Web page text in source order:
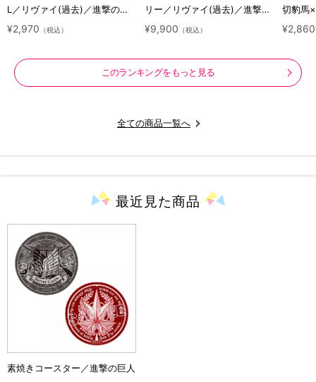
L／リヴァイ(過去)／進撃の巨
人 10 Years Journey
¥2,970 （税込）
リー／リヴァイ(過去)／進撃の
巨人 10 Years Journey
¥9,900 （税込）
切豹馬
ロック
¥2,860
このランキングをもっと見る
全ての商品一覧へ
最近見た商品
素焼きコースター／進撃の巨人